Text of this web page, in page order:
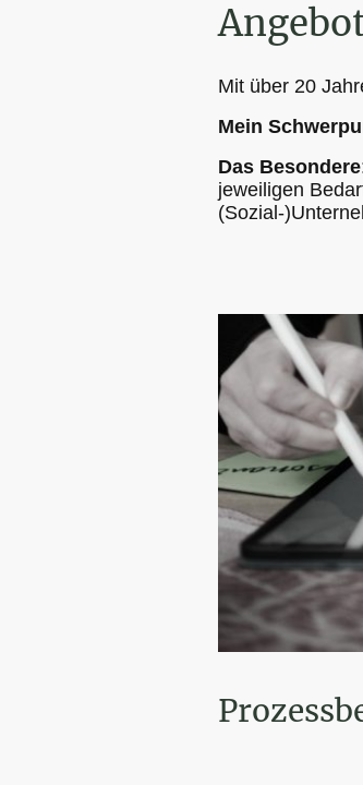
Mit über 20
Mein
Das Besondere
jeweiligen
(Sozial-